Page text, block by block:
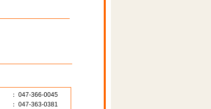
： 047-366-0045
： 047-363-0381